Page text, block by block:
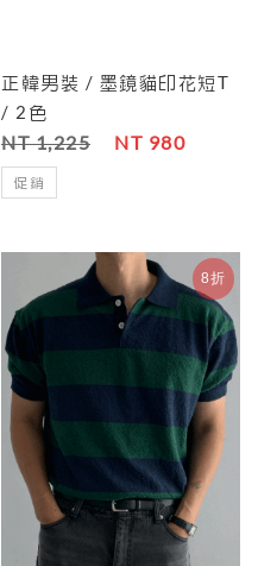
正韓男裝 / 墨鏡貓印花短T
/ 2色
NT 1,225 NT 980
促銷
8折